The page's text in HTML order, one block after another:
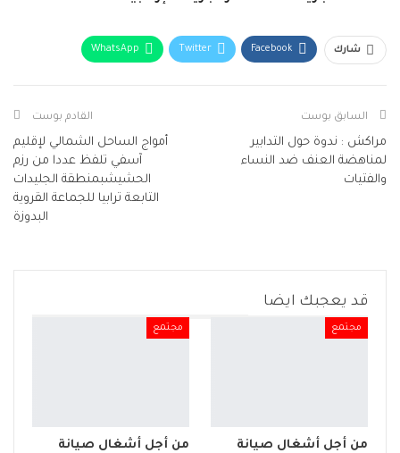
شارك Facebook
Twitter
WhatsApp
Telegram
السابق بوست
مراكش : ندوة حول التدابير
لمناهضة العنف ضد النساء
والفتيات
القادم بوست
أمواج الساحل الشمالي لإقليم
آسفي تلفظ عددا من رزم
الحشيشبمنطقة الجليدات
التابعة ترابيا للجماعة القروية
البدوزة
قد يعجبك ايضا
مجتمع
من أجل أشغال صيانة
مجتمع
من أجل أشغال صيانة